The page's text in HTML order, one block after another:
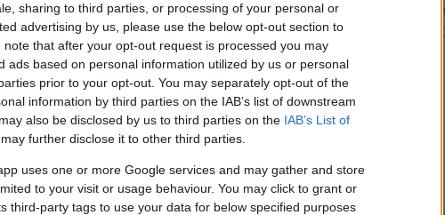
sharing to third parties, or processing of your personal or
advertising by us, please use the below opt-out section to
that after your opt-out request is processed you may
ads based on personal information utilized by us or personal
prior to your opt-out. You may separately opt-out of the
information by third parties on the IAB’s list of downstream
also be disclosed by us to third parties on the IAB’s List of
further disclose it to other third parties.
uses one or more Google services and may gather and store
to your visit or usage behaviour. You may click to grant or
third-party tags to use your data for below specified purposes
scamosciata grigio
tacco di 10mm.
2022,